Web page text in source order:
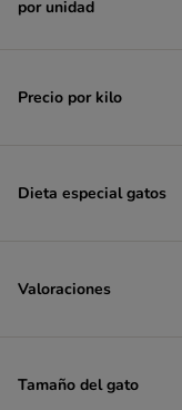
Royal Canin
Sanabelle
Smilla Veterinary Diet
Taste of the Wild
Virbac Veterinary HPM
por unidad
Precio por kilo
Dieta especial gatos
Valoraciones
Tamaño del gato